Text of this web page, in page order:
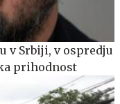
v Srbiji, v ospredju
prihodnost